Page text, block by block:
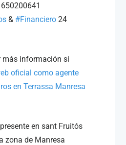
& #Financiero 24
más información si
oficial como agente
en Terrassa Manresa
en sant Fruitós
zona de Manresa